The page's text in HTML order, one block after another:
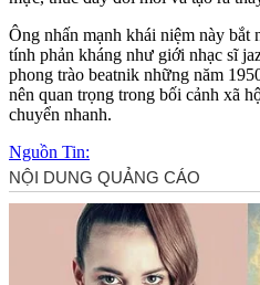
Ông nhấn mạnh khái niệm này bắt
tính phản kháng như giới nhạc sĩ
phong trào beatnik những năm
nên quan trọng trong bối cảnh xã
chuyển nhanh.
Nguồn Tin: